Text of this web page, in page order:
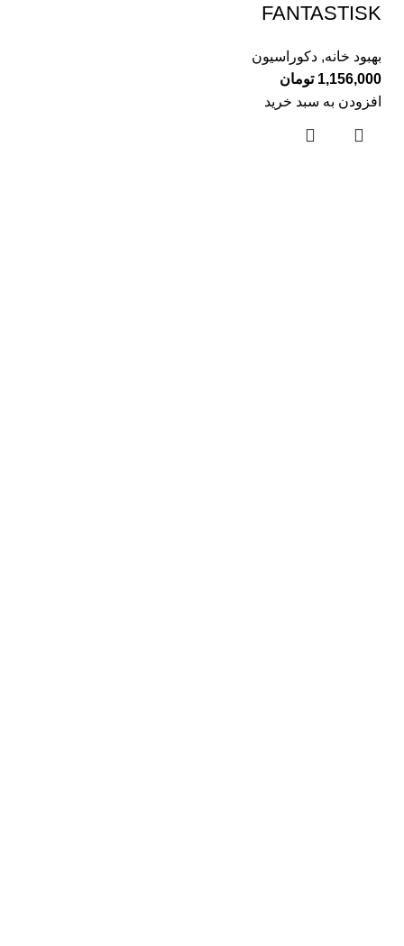
FANTASTISK
بهبود خانه, دکوراسیون
1,156,000 تومان
افزودن به سبد خرید